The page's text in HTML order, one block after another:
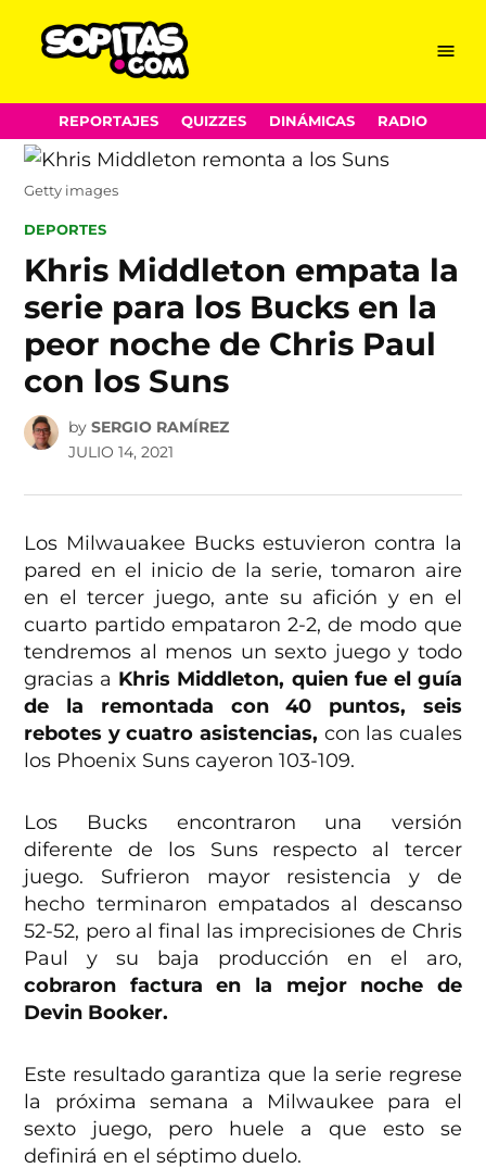
Skip
to
content
Menu
REPORTAJES QUIZZES DINÁMICAS RADIO
Getty images
POSTED
DEPORTES
Khris Middleton empata la
serie para los Bucks en la
peor noche de Chris Paul
con los Suns
by SERGIO RAMÍREZ
JULIO 14, 2021
Los Milwauakee Bucks estuvieron contra la
pared en el inicio de la serie, tomaron aire
en el tercer juego, ante su afición y en el
cuarto partido empataron 2-2, de modo que
tendremos al menos un sexto juego y todo
gracias a Khris Middleton, quien fue el guía
de la remontada con 40 puntos, seis
rebotes y cuatro asistencias, con las cuales
los Phoenix Suns cayeron 103-109.
Los Bucks encontraron una versión
diferente de los Suns respecto al tercer
juego. Sufrieron mayor resistencia y de
hecho terminaron empatados al descanso
52-52, pero al final las imprecisiones de Chris
Paul y su baja producción en el aro,
cobraron factura en la mejor noche de
Devin Booker.
Este resultado garantiza que la serie regrese
la próxima semana a Milwaukee para el
sexto juego, pero huele a que esto se
definirá en el séptimo duelo.